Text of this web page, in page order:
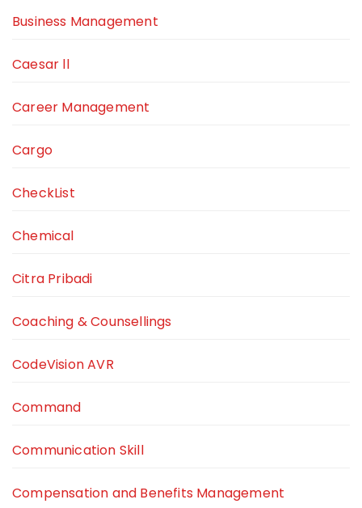
Business Management
Caesar ll
Career Management
Cargo
CheckList
Chemical
Citra Pribadi
Coaching & Counsellings
CodeVision AVR
Command
Communication Skill
Compensation and Benefits Management